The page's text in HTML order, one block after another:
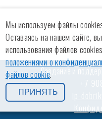
Создание и
Мы используем файлы
Оставаясь на нашем сайте,
использования файлов
положениями о
файлов cookie.
ПРИНЯТЬ